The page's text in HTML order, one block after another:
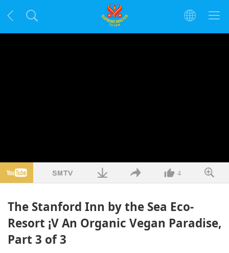
4
The Stanford Inn by the Sea Eco-
Resort ¡V An Organic Vegan Paradise,
Part 3 of 3